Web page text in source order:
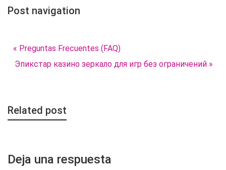
Post navigation
« Preguntas Frecuentes (FAQ)
Эпикстар казино зеркало для игр без ограничений »
Related post
Deja una respuesta